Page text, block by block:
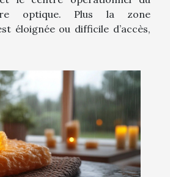
optique. Plus la zone
éloignée ou difficile d’accès,